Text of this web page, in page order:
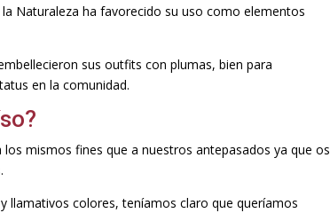
Naturaleza ha favorecido su uso como elementos
sus outfits con plumas, bien para
en la comunidad.
mismos fines que a nuestros antepasados ya que os
llamativos colores, teníamos claro que queríamos